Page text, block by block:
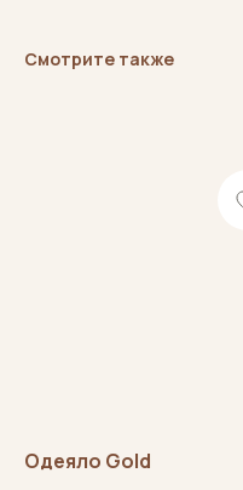
Смотрите также
Одеяло Gold
Комплекты белья
Простыни